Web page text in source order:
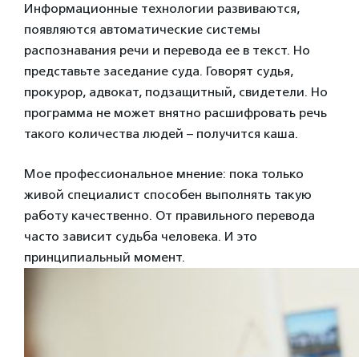
Информационные технологии развиваются,
появляются автоматические системы
распознавания речи и перевода ее в текст. Но
представьте заседание суда. Говорят судья,
прокурор, адвокат, подзащитный, свидетели. Но
программа не может внятно расшифровать речь
такого количества людей – получится каша.
Мое профессиональное мнение: пока только
живой специалист способен выполнять такую
работу качественно. От правильного перевода
часто зависит судьба человека. И это
принципиальный момент.